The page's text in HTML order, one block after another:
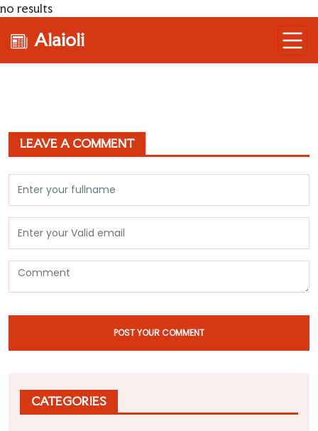
no results
Alaioli
LEAVE A COMMENT
POST YOUR COMMENT
CATEGORIES